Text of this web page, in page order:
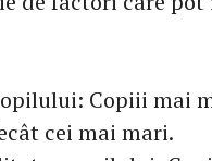
Copiii mai
cei mai mari.